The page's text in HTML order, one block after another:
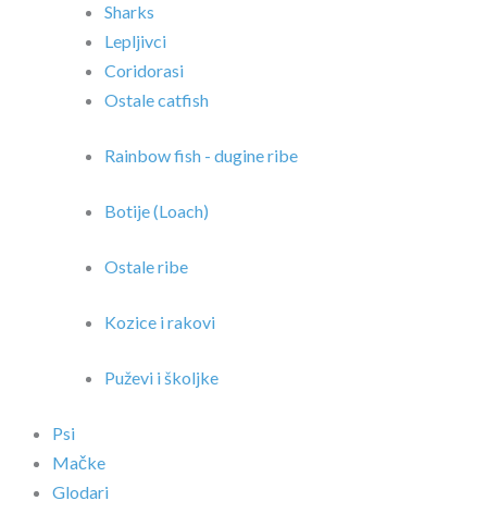
Sharks
Lepljivci
Coridorasi
Ostale catfish
Rainbow fish - dugine ribe
Botije (Loach)
Ostale ribe
Kozice i rakovi
Puževi i školjke
Psi
Mačke
Glodari